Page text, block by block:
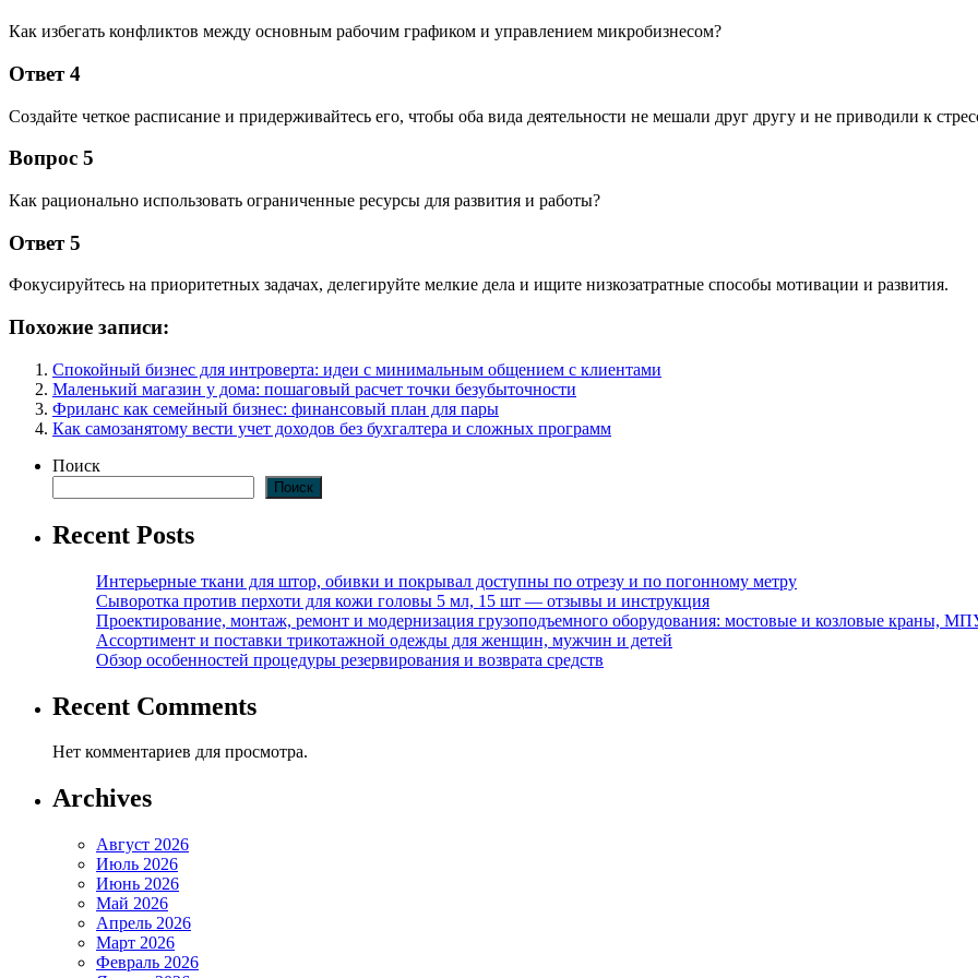
Как избегать конфликтов между основным рабочим графиком и управлением микробизнесом?
Ответ 4
Создайте четкое расписание и придерживайтесь его, чтобы оба вида деятельности не мешали друг другу и не приводили к
Вопрос 5
Как рационально использовать ограниченные ресурсы для развития и работы?
Ответ 5
Фокусируйтесь на приоритетных задачах, делегируйте мелкие дела и ищите низкозатратные способы мотивации и развития.
Похожие записи:
Спокойный бизнес для интроверта: идеи с минимальным общением с клиентами
Маленький магазин у дома: пошаговый расчет точки безубыточности
Фриланс как семейный бизнес: финансовый план для пары
Как самозанятому вести учет доходов без бухгалтера и сложных программ
Поиск
Поиск
Recent Posts
Интерьерные ткани для штор, обивки и покрывал доступны по отрезу и по погонному метру
Сыворотка против перхоти для кожи головы 5 мл, 15 шт — отзывы и инструкция
Проектирование, монтаж, ремонт и модернизация грузоподъемного оборудования: мостовые и козловые краны,
Ассортимент и поставки трикотажной одежды для женщин, мужчин и детей
Обзор особенностей процедуры резервирования и возврата средств
Recent Comments
Нет комментариев для просмотра.
Archives
Август 2026
Июль 2026
Июнь 2026
Май 2026
Апрель 2026
Март 2026
Февраль 2026